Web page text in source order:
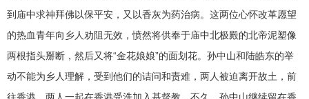
到庙中求神拜佛以保平安，又以香灰为药治病。这两位心怀改革愿望
的热血青年向乡人劝阻无效，愤然将供奉于庙中北极殿的北帝泥塑像
两根指头掰断，然后又将“金花娘娘”的面划花。孙中山和陆皓东的举
动不能为乡人理解，受到他们的诘问和责难，两人被迫离开故土，前